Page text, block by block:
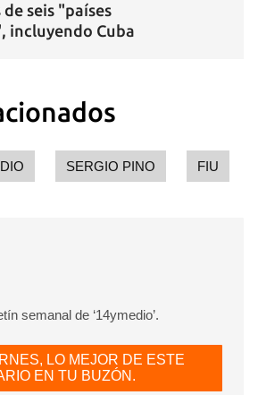
seis "países
incluyendo Cuba
SERGIO PINO FIU
semanal de ‘14ymedio’.
LO MEJOR DE ESTE
EN TU BUZÓN.